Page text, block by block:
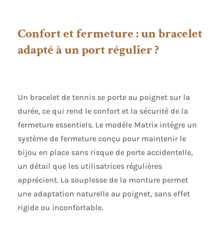
Confort et fermeture : un bracelet
adapté à un port régulier ?
Un bracelet de tennis se porte au poignet sur la
durée, ce qui rend le confort et la sécurité de la
fermeture essentiels. Le modèle Matrix intègre un
système de fermeture conçu pour maintenir le
bijou en place sans risque de perte accidentelle,
un détail que les utilisatrices régulières
apprécient. La souplesse de la monture permet
une adaptation naturelle au poignet, sans effet
rigide ou inconfortable.